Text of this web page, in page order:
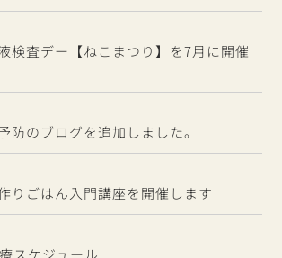
検査デー【ねこまつり】を7月に開催
防のブログを追加しました。
りごはん入門講座を開催します
スケジュール